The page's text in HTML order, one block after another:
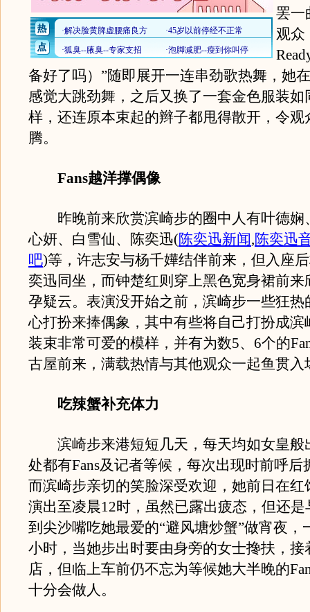
罢一
观众
备好了吗）”随即展开一连串劲歌热舞，她
感觉大跳劲舞，之后又换了一套金色服装如
样，还连原本束起的辫子都甩得散开，令观
腾。
Fans越洋撑偶像
昨晚前来欣赏滨崎步的圈中人有叶德娴
心妍、白雪仙、陈奕迅(陈奕迅新闻,陈奕迅
吧)等，许志安与杨千嬅结伴前来，但入座
奕迅同坐，而钟楚红则穿上黑色宽身裙前来
孕疑云。表演没开始之前，滨崎步一些狂热
心打扮来捧偶象，其中有些将自己打扮成滨
装束非常可爱的模样，并有为数5、6个的
古屋前来，满载热情与其他观众一起鱼贯入
吃辣蟹补充体力
滨崎步来港短短几天，每天均如女皇般
处都有Fans及记者等候，每次出现时前呼后
而滨崎步亲切的笑脸深受欢迎，她前日在红
演出至凌晨12时，虽然已露出疲态，但还
到尖沙嘴吃她最爱的“避风塘炒蟹”做宵夜，
小时，当她步出时要由身旁的女士搀扶，接
店，但临上车前仍不忘为等候她大半晚的
十分会做人。